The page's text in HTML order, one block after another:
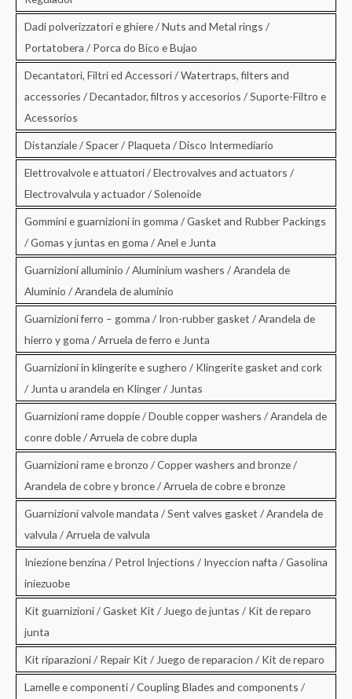
Dadi polverizzatori e ghiere / Nuts and Metal rings /
Portatobera / Porca do Bico e Bujao
Decantatori, Filtri ed Accessori / Watertraps, filters and
accessories / Decantador, filtros y accesorios / Suporte-Filtro e
Acessorios
Distanziale / Spacer / Plaqueta / Disco Intermediario
Elettrovalvole e attuatori / Electrovalves and actuators /
Electrovalvula y actuador / Solenoide
Gommini e guarnizioni in gomma / Gasket and Rubber Packings
/ Gomas y juntas en goma / Anel e Junta
Guarnizioni alluminio / Aluminium washers / Arandela de
Aluminio / Arandela de aluminio
Guarnizioni ferro – gomma / Iron-rubber gasket / Arandela de
hierro y goma / Arruela de ferro e Junta
Guarnizioni in klingerite e sughero / Klingerite gasket and cork
/ Junta u arandela en Klinger / Juntas
Guarnizioni rame doppie / Double copper washers / Arandela de
conre doble / Arruela de cobre dupla
Guarnizioni rame e bronzo / Copper washers and bronze /
Arandela de cobre y bronce / Arruela de cobre e bronze
Guarnizioni valvole mandata / Sent valves gasket / Arandela de
valvula / Arruela de valvula
Iniezione benzina / Petrol Injections / Inyeccion nafta / Gasolina
iniezuobe
Kit guarnizioni / Gasket Kit / Juego de juntas / Kit de reparo
junta
Kit riparazioni / Repair Kit / Juego de reparacion / Kit de reparo
Lamelle e componenti / Coupling Blades and components /